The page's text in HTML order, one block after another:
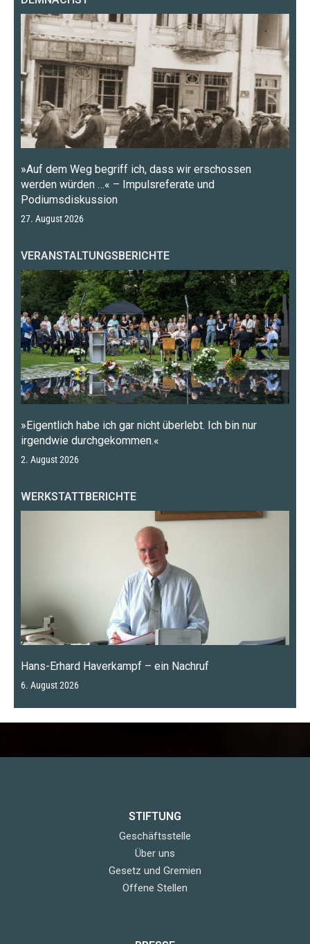
»Auf dem Weg begriff ich, dass wir erschossen
werden würden …« – Impulsreferate und
Podiumsdiskussion
27. August 2026
VERANSTALTUNGSBERICHTE
»Eigentlich habe ich gar nicht überlebt. Ich bin nur
irgendwie durchgekommen.«
2. August 2026
WERKSTATTBERICHTE
Hans-Erhard Haverkampf – ein Nachruf
6. August 2026
STIFTUNG
Geschäftsstelle
Über uns
Gesetz und Gremien
Offene Stellen